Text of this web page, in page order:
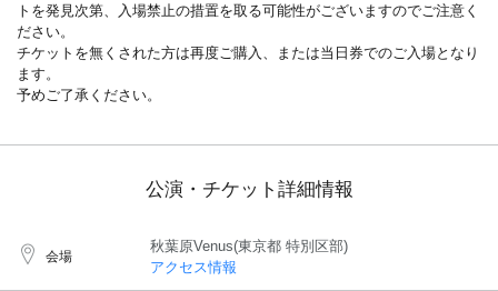
トを発見次第、入場禁止の措置を取る可能性がございますのでご注意く
ださい。
チケットを無くされた方は再度ご購入、または当日券でのご入場となり
ます。
予めご了承ください。
公演・チケット詳細情報
会場
秋葉原Venus(東京都 特別区部)
アクセス情報